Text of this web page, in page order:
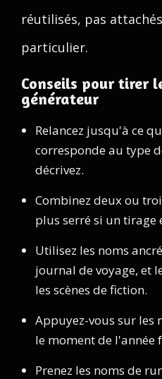
réutilisés, pas
particulier.
Conseils pour tirer
générateur
Relancez jusqu'à ce
corresponde au type
décrivez.
Combinez deux ou
plus serré si un tirage
Utilisez les noms
journal de voyage, et
les scènes de fiction.
Appuyez-vous sur les
le moment de
Prenez les noms de